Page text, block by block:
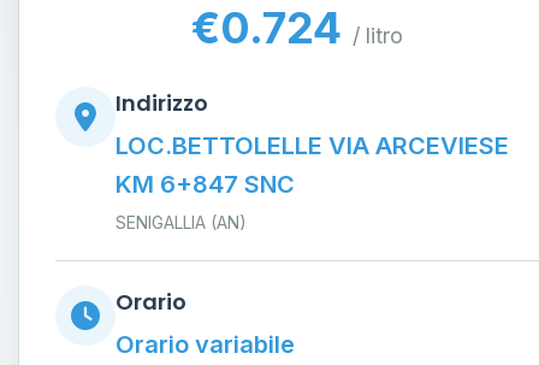
€0.724 / litro
Indirizzo
LOC.BETTOLELLE VIA ARCEVIESE
KM 6+847 SNC
SENIGALLIA (AN)
Orario
Orario variabile